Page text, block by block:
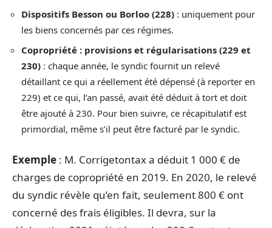
Dispositifs Besson ou Borloo (228) : uniquement pour
les biens concernés par ces régimes.
Copropriété : provisions et régularisations (229 et
230) : chaque année, le syndic fournit un relevé
détaillant ce qui a réellement été dépensé (à reporter en
229) et ce qui, l’an passé, avait été déduit à tort et doit
être ajouté à 230. Pour bien suivre, ce récapitulatif est
primordial, même s’il peut être facturé par le syndic.
Exemple : M. Corrigetontax a déduit 1 000 € de
charges de copropriété en 2019. En 2020, le relevé
du syndic révèle qu’en fait, seulement 800 € ont
concerné des frais éligibles. Il devra, sur la